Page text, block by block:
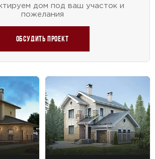
дом под ваш участок и
пожелания
Обсудить проект